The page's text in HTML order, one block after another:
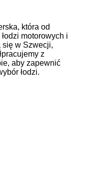
która od
motorowych i
w Szwecji,
z
aby zapewnić
łodzi.